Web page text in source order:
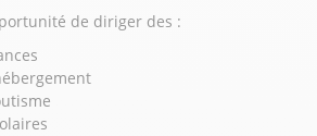
de diriger des :